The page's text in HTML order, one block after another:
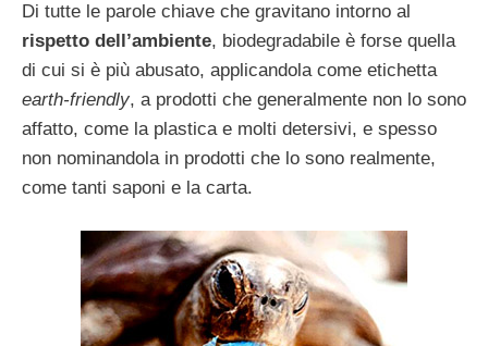
Di tutte le parole chiave che gravitano intorno al
rispetto dell’ambiente, biodegradabile è forse quella
di cui si è più abusato, applicandola come etichetta
earth-friendly, a prodotti che generalmente non lo sono
affatto, come la plastica e molti detersivi, e spesso
non nominandola in prodotti che lo sono realmente,
come tanti saponi e la carta.